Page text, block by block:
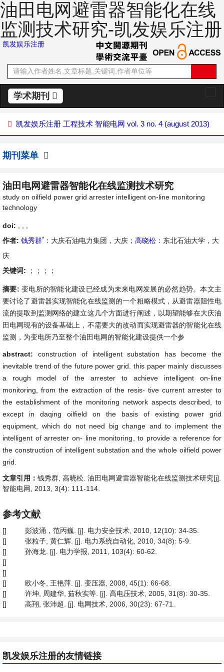
油田电网避雷器智能化在线
监测技术研究-凯发娱乐注册
凯发娱乐注册
学术期刊
换
凯发娱乐注册 工程技术 智能电网 vol. 3 no. 4 (august 2013)
期刊菜单
油田电网避雷器智能化在线监测技术研究
study on oilfield power grid arrester intelligent on-line monitoring
technology
doi:
作者: 钱秀群* ：大庆石油电力集团，大庆； 高晓松 ：东北石油大学，大
庆
关键词:
；；；；
摘要: 变电所的智能化建设已经成为未来电网发展的必然趋势。本文主
要讨论了避雷器实现智能化在线监测的一个粗略模式，从避雷器阻性电
流的提取到监测网络的建立这几个方面进行阐述，以期望能够在大庆油
田电网现有的设备基础上，不需要大的改动而实现避雷器的智能化在线
监测，为变电所乃至整个油田电网的智能化建设提供一个参
abstract: construction of intelligent substation has become the
inevitable trend of the future power grid. this paper mainly discusses
a rough model of the arrester to achieve intelligent on-line
monitoring, from the extraction of the resis- tive current arrester to
the establishment of the monitoring network aspects described, to
except in daqing oilfield on the basis of existing power grid
equipment, which do not need big change and to implement the
intelligent of arrester on- line monitoring, to provide a reference for
the construction of intelligent substation and the whole oilfield power
grid.
文章引用： 钱秀群, 高晓松. 油田电网避雷器智能化在线监测技术研究[j].
智能电网, 2013, 3(4): 111-114.
参考文献
[]
彭波涌，范丙巍. [j]. 电力安全技术, 2010, 12(10): 34-35.
[]
张粒子, 黄仁辉. [j]. 电力系统自动化, 2010, 34(8): 5-9.
[]
孙海龙. [j]. 电力学报, 2011, 103(4): 60-62.
[]
[]
[]
欧小冬, 王艳萍. [j]. 变压器, 2008, 45(1): 66-68.
[]
许坤, 周建华, 茹秋实等. [j]. 高电压技术, 2005, 31(8): 30-35.
[]
高翔, 张沛超. [j]. 电网技术, 2006, 30(23): 67-71.
凯发娱乐注册的友情链接